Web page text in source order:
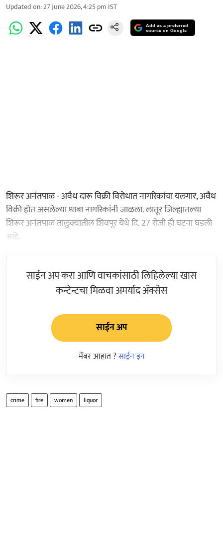
Updated on:27 June 2026, 4:25 pm IST
Add as a preferred
source on Google
शिरूर अनंतपाळ - अवैध दारू विक्री विरोधात नागरिकांचा यलगार, अवैध
विक्री होत असलेल्या धाबा नागरिकांनी जाळला. लातूर जिल्ह्यातल्या
शिरूर अनंतपाळ तालुक्यातील शिवपूर येथे दि. 27 रोजी ही घटना घडली
आहे.
साईन अप करा आणि वाचकांसाठी लिहिलेल्या खास
कन्टेन्टचा मिळवा अमर्याद ॲक्सेस
साईन अप
मेंबर आहात ?साईन इन
crime fire women liquor